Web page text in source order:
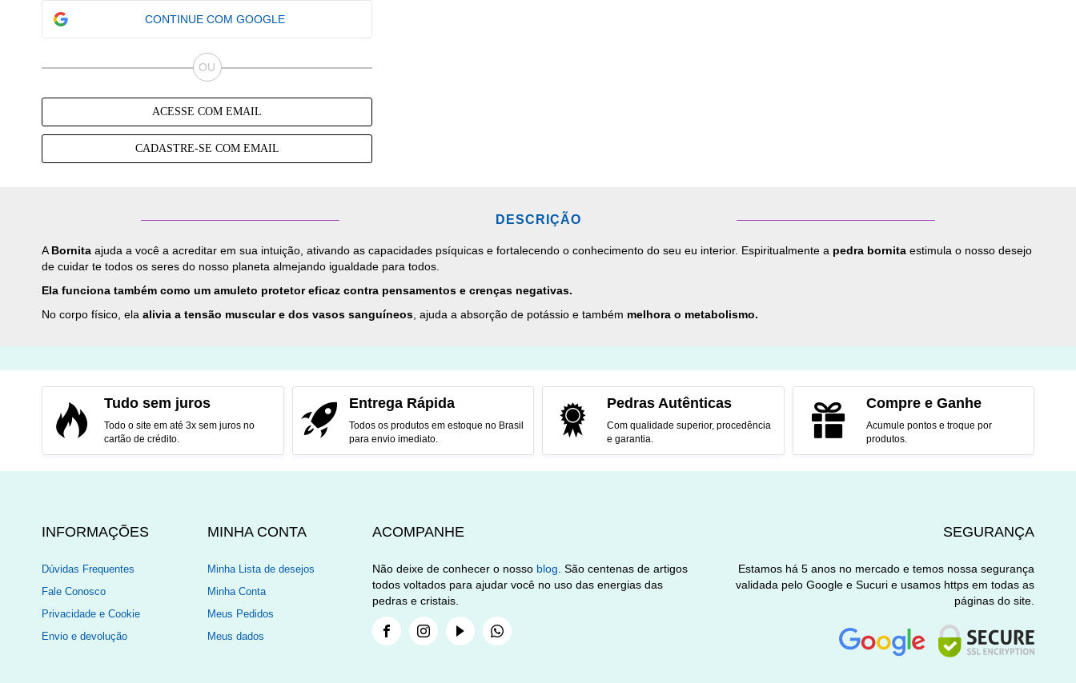
CONTINUE COM GOOGLE
ACESSE COM EMAIL
CADASTRE-SE COM EMAIL
DESCRIÇÃO
ABornita ajuda a você a acreditar em sua intuição, ativando as capacidades psíquicas e fortalecendo o conhecimento do seu eu interior. Espiritualmente a pedra bornita estimula o nosso desejo
de cuidar te todos os seres do nosso planeta almejando igualdade para todos.
Ela funciona também como um amuleto protetor eficaz contra pensamentos e crenças negativas.
No corpo físico, ela alivia a tensão muscular e dos vasos sanguíneos, ajuda a absorção de potássio e também melhora o metabolismo.
Tudo sem juros
Todo o site em até 3x sem juros no
cartão de crédito.
Entrega Rápida
Todos os produtos em estoque no Brasil
para envio imediato.
Pedras Autênticas
Com qualidade superior, procedência
e garantia.
Compre e Ganhe
Acumule pontos e troque por
produtos.
INFORMAÇÕES
Dúvidas Frequentes
Fale Conosco
Privacidade e Cookie
Envio e devolução
MINHA CONTA
Minha Lista de desejos
Minha Conta
Meus Pedidos
Meus dados
SEGURANÇA
Estamos há 5 anos no mercado e temos nossa segurança
validada pelo Google e Sucuri e usamos https em todas as
páginas do site.
ACOMPANHE
Não deixe de conhecer o nosso blog. São centenas de artigos
todos voltados para ajudar você no uso das energias das
pedras e cristais.
FacebookInstagramYoutubeWhatsapp